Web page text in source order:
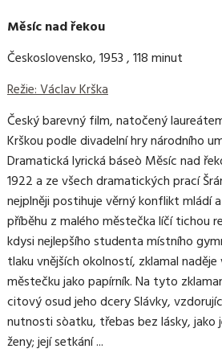
Měsíc nad řekou
Československo, 1953 , 118 minut
Režie: Václav Krška
Český barevný film, natočený
Krškou podle divadelní hry národního
Dramatická lyrická báseò Měsíc nad
1922 a ze všech dramatických prací
nejplněji postihuje věrný konflikt mládí
příběhu z malého městečka líčí tichou
kdysi nejlepšího studenta místního
tlaku vnějších okolností, zklamal
městečku jako papírník. Na tyto
citový osud jeho dcery Slávky,
nutnosti sòatku, třebas bez lásky, jako
ženy; její setkání ...